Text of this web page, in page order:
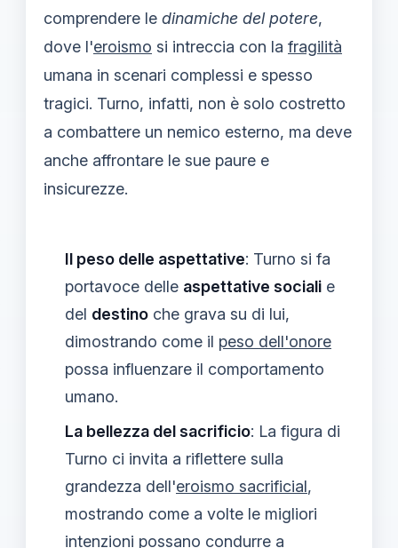
comprendere le dinamiche del potere,
dove l'eroismo si intreccia con la fragilità
umana in scenari complessi e spesso
tragici. Turno, infatti, non è solo costretto
a combattere un nemico esterno, ma deve
anche affrontare le sue paure e
insicurezze.
Il peso delle aspettative: Turno si fa
portavoce delle aspettative sociali e
del destino che grava su di lui,
dimostrando come il peso dell'onore
possa influenzare il comportamento
umano.
La bellezza del sacrificio: La figura di
Turno ci invita a riflettere sulla
grandezza dell'eroismo sacrificial,
mostrando come a volte le migliori
intenzioni possano condurre a